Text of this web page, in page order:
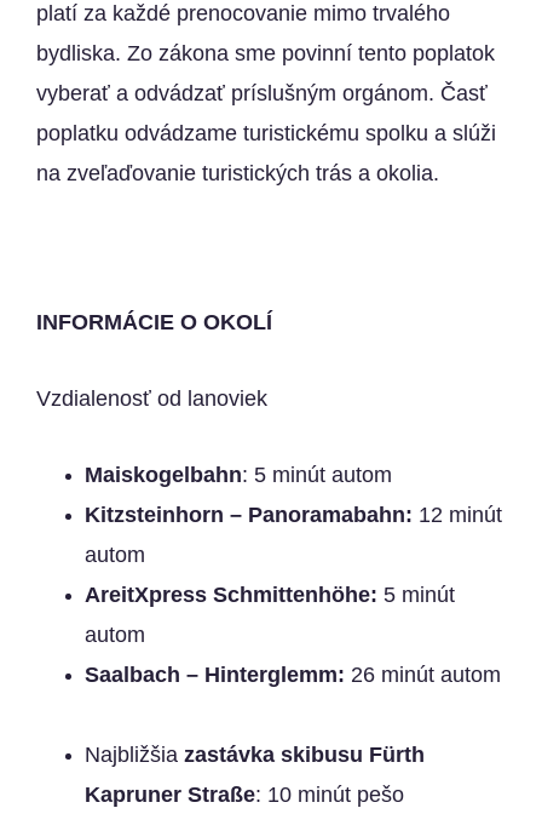
platí za každé prenocovanie mimo trvalého
bydliska. Zo zákona sme povinní tento poplatok
vyberať a odvádzať príslušným orgánom. Časť
poplatku odvádzame turistickému spolku a slúži
na zveľaďovanie turistických trás a okolia.
INFORMÁCIE O OKOLÍ
Vzdialenosť od lanoviek
Maiskogelbahn: 5 minút autom
Kitzsteinhorn – Panoramabahn: 12 minút
autom
AreitXpress Schmittenhöhe: 5 minút
autom
Saalbach – Hinterglemm: 26 minút autom
Najbližšia zastávka skibusu Fürth
Kapruner Straße: 10 minút pešo